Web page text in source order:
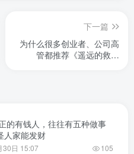
下一篇
为什么很多创业者、公司高
管都推荐《遥远的救世
的有钱人，往往有五种做事
人家能发财
30日 15:07 105